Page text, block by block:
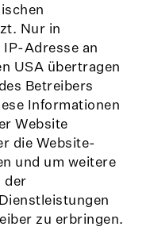
Nur in
Adresse an
USA übertragen
Betreibers
Informationen
Website
die Website-
und um weitere
der
zu erbringen.